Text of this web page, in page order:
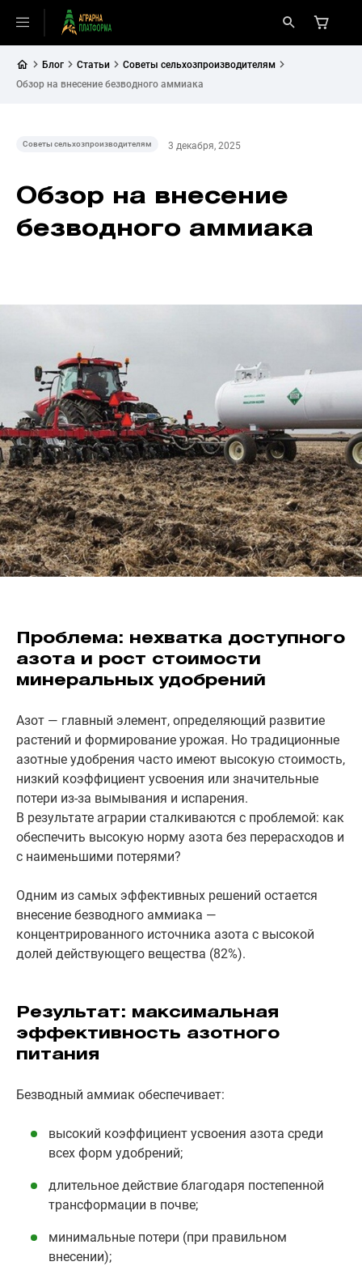
Блог Статьи
Советы сельхозпроизводителям
Обзор на внесение безводного аммиака
Советы сельхозпроизводителям 3 декабря, 2025
Обзор на внесение
безводного аммиака
Проблема: нехватка доступного
азота и рост стоимости
минеральных удобрений
Азот — главный элемент, определяющий развитие
растений и формирование урожая. Но традиционные
азотные удобрения часто имеют высокую стоимость,
низкий коэффициент усвоения или значительные
потери из-за вымывания и испарения.
В результате аграрии сталкиваются с проблемой: как
обеспечить высокую норму азота без перерасходов и
с наименьшими потерями?
Одним из самых эффективных решений остается
внесение безводного аммиака —
концентрированного источника азота с высокой
долей действующего вещества (82%).
Результат: максимальная
эффективность азотного
питания
Безводный аммиак обеспечивает:
высокий коэффициент усвоения азота среди
всех форм удобрений;
длительное действие благодаря постепенной
трансформации в почве;
минимальные потери (при правильном
внесении);